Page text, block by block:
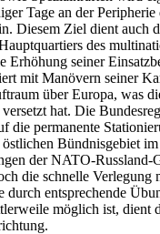
Tage an der
Diesem Ziel dient auch
des
Erhöhung seiner
mit Manövern seiner
über Europa, was
hat. Die
die permanente
Bündnisgebiet
der NATO-Russland-
die schnelle Verlegung
durch entsprechende
möglich ist, dient